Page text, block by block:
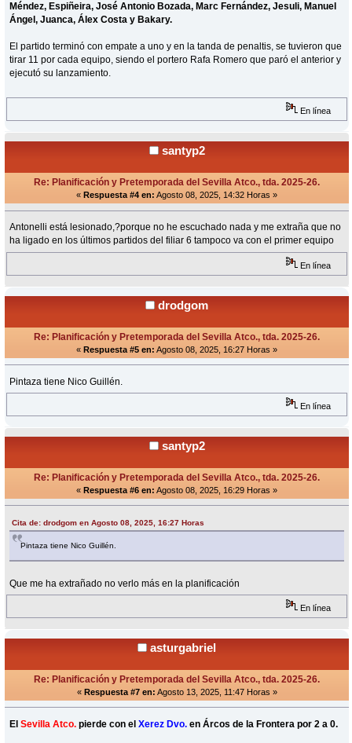
Méndez, Espiñeira, José Antonio Bozada, Marc Fernández, Jesuli, Manuel
Ángel, Juanca, Álex Costa y Bakary.
El partido terminó con empate a uno y en la tanda de penaltis, se tuvieron que
tirar 11 por cada equipo, siendo el portero Rafa Romero que paró el anterior y
ejecutó su lanzamiento.
En línea
santyp2
Re: Planificación y Pretemporada del Sevilla Atco., tda. 2025-26.
« Respuesta #4 en: Agosto 08, 2025, 14:32 Horas »
Antonelli está lesionado,?porque no he escuchado nada y me extraña que no
ha ligado en los últimos partidos del filiar 6 tampoco va con el primer equipo
En línea
drodgom
Re: Planificación y Pretemporada del Sevilla Atco., tda. 2025-26.
« Respuesta #5 en: Agosto 08, 2025, 16:27 Horas »
Pintaza tiene Nico Guillén.
En línea
santyp2
Re: Planificación y Pretemporada del Sevilla Atco., tda. 2025-26.
« Respuesta #6 en: Agosto 08, 2025, 16:29 Horas »
Cita de: drodgom en Agosto 08, 2025, 16:27 Horas
Pintaza tiene Nico Guillén.
Que me ha extrañado no verlo más en la planificación
En línea
asturgabriel
Re: Planificación y Pretemporada del Sevilla Atco., tda. 2025-26.
« Respuesta #7 en: Agosto 13, 2025, 11:47 Horas »
ElSevilla Atco. pierde con elXerez Dvo. en Árcos de la Frontera por 2 a 0.